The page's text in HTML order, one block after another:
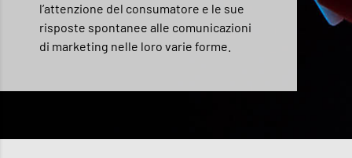
l’attenzione del consumatore e le sue
risposte spontanee alle comunicazioni
di marketing nelle loro varie forme.